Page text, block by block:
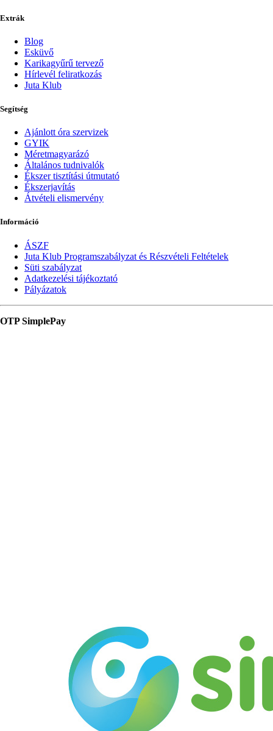
Extrák
Blog
Esküvő
Karikagyűrű tervező
Hírlevél feliratkozás
Juta Klub
Segítség
Ajánlott óra szervizek
GYIK
Méretmagyarázó
Általános tudnivalók
Ékszer tisztítási útmutató
Ékszerjavítás
Átvételi elismervény
Információ
ÁSZF
Juta Klub Programszabályzat és Részvételi Feltételek
Süti szabályzat
Adatkezelési tájékoztató
Pályázatok
OTP SimplePay